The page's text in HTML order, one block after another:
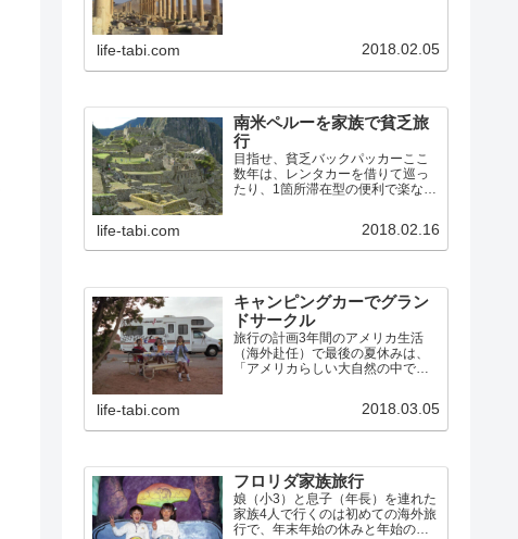
ラの遺跡と、聖書時代からの古代
life-tabi.com 2018.02.05
南米ペルーを家族で貧乏旅
行
目指せ、貧乏バックパッカーここ
数年は、レンタカーを借りて巡っ
たり、1箇所滞在型の便利で楽な旅
歩いたりして、安宿を探しながら
の旅をしてみたくなりました。そ
life-tabi.com 2018.02.16
キャンピングカーでグラン
ドサークル
旅行の計画3年間のアメリカ生活
（海外赴任）で最後の夏休みは、
「アメリカらしい大自然の中でア
ランドサークル」を巡ることにし
ました。グランドサークルとは、
life-tabi.com 2018.03.05
フロリダ家族旅行
娘（小3）と息子（年長）を連れた
家族4人で行くのは初めての海外旅
行で、年末年始の休みと年始のラ